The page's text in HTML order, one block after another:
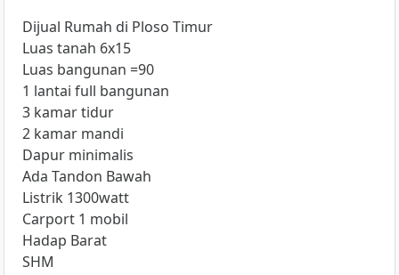
Dijual Rumah di Ploso Timur
Luas tanah 6x15
Luas bangunan =90
1 lantai full bangunan
3 kamar tidur
2 kamar mandi
Dapur minimalis
Ada Tandon Bawah
Listrik 1300watt
Carport 1 mobil
Hadap Barat
SHM